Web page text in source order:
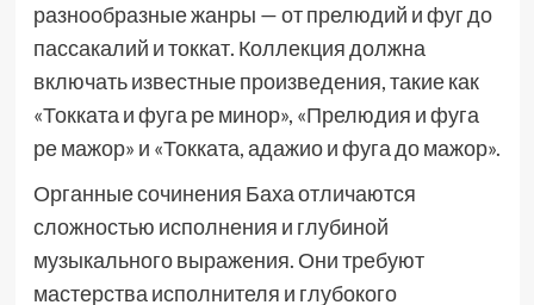
разнообразные жанры — от прелюдий и фуг до
пассакалий и токкат. Коллекция должна
включать известные произведения, такие как
«Токката и фуга ре минор», «Прелюдия и фуга
ре мажор» и «Токката, адажио и фуга до мажор».
Органные сочинения Баха отличаются
сложностью исполнения и глубиной
музыкального выражения. Они требуют
мастерства исполнителя и глубокого